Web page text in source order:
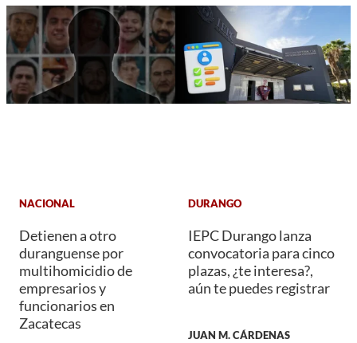
NACIONAL
Detienen a otro
duranguense por
multihomicidio de
empresarios y
funcionarios en
Zacatecas
DURANGO
IEPC Durango lanza
convocatoria para cinco
plazas, ¿te interesa?,
aún te puedes registrar
JUAN M. CÁRDENAS